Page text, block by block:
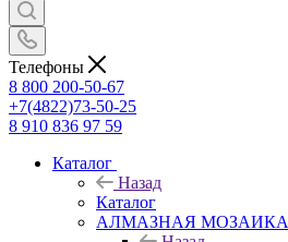
Телефоны
8 800 200-50-67
+7(4822)73-50-25
8 910 836 97 59
Каталог
Назад
Каталог
АЛМАЗНАЯ МОЗАИКА